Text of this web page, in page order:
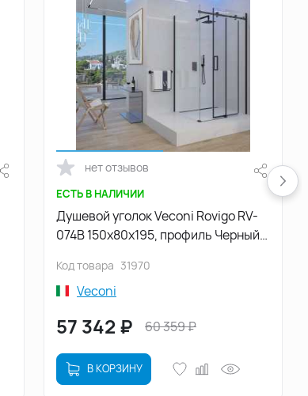
нет отзывов
ЕСТЬ В НАЛИЧИИ
Душевой уголок Veconi Rovigo RV-
074B 150х80х195, профиль Черный,
01-C4)
Код товара 31970
Veconi
57 342 ₽ 60 359₽
В КОРЗИНУ